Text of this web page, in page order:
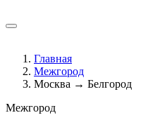
Главная
Межгород
Москва → Белгород
Межгород